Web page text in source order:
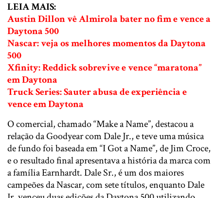
LEIA MAIS:
Austin Dillon vê Almirola bater no fim e vence a
Daytona 500
Nascar: veja os melhores momentos da Daytona
500
Xfinity: Reddick sobrevive e vence “maratona”
em Daytona
Truck Series: Sauter abusa de experiência e
vence em Daytona
O comercial, chamado “Make a Name”, destacou a
relação da Goodyear com Dale Jr., e teve uma música
de fundo foi baseada em “I Got a Name”, de Jim Croce,
e o resultado final apresentava a história da marca com
a família Earnhardt. Dale Sr., é um dos maiores
campeões da Nascar, com sete títulos, enquanto Dale